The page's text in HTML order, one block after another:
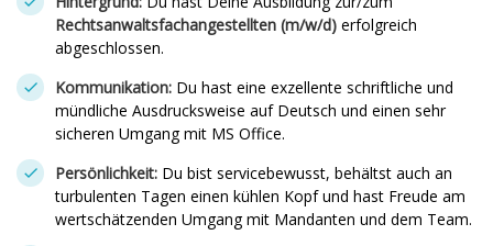
Rechtsanwaltsfachangestellten (m/w/d) erfolgreich
abgeschlossen.
Kommunikation: Du hast eine exzellente schriftliche und
mündliche Ausdrucksweise auf Deutsch und einen sehr
sicheren Umgang mit MS Office.
Persönlichkeit: Du bist servicebewusst, behältst auch an
turbulenten Tagen einen kühlen Kopf und hast Freude am
wertschätzenden Umgang mit Mandanten und dem Team.